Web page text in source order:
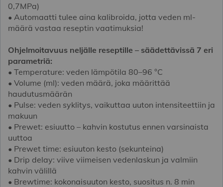
0,7MPa)
• Automaatti tulee aina kalibroida, jotta veden ml-
määrä vastaa reseptin vaatimuksia!
Ohjelmoitavuus neljälle reseptille – säädettävissä 7 eri
parametriä:
• Temperature: veden lämpötila 80–96 °C
• Volume (ml): veden määrä, joka määrittää
haudutusmäärän
• Pulse: veden syklitys, vaikuttaa uuton intensiteettiin ja
makuun
• Prewet: esiuutto – kahvin kostutus ennen varsinaista
uuttoa
• Prewet time: esiuuton kesto (sekunteina)
• Drip delay: viive viimeisen vedenlaskun ja valmiin
kahvin välillä
• Brewtime: kokonaisuuton kesto, suositus n. 8 min